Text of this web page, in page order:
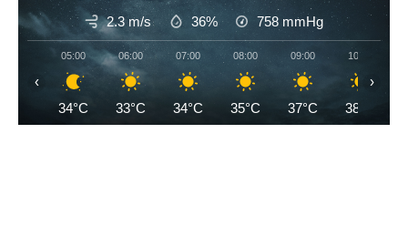
2.3 m/s 36% 758 mmHg
05:00
34°C
06:00
33°C
07:00
34°C
08:00
35°C
09:00
37°C
10:00
38°C
‹ ›